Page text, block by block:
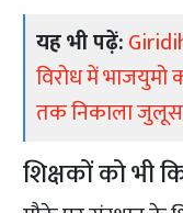
यह भी पढ़ें:
विरोध में भाजयुमो
तक निकाला जुलूस
शिक्षकों को भी